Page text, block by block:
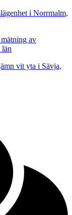
i Norrmalm,
av
vit yta i Sävja,